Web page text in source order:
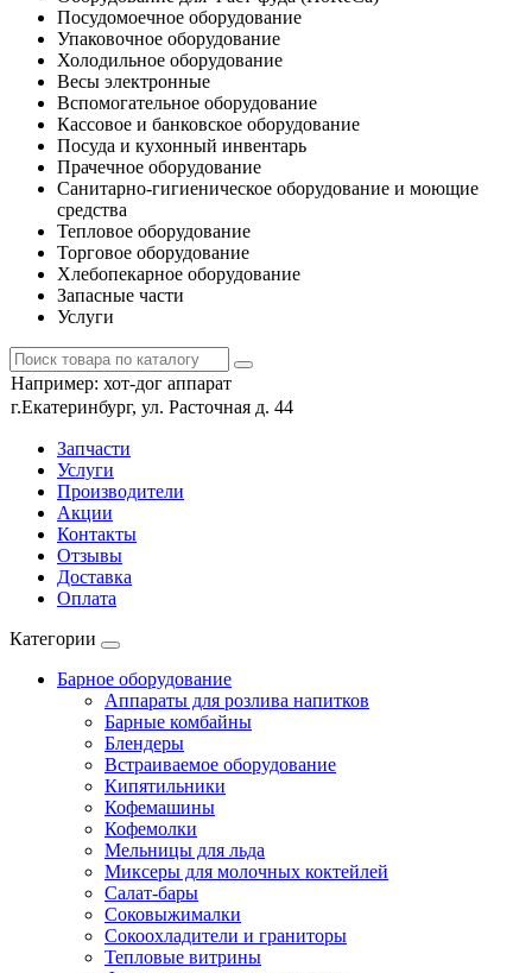
Посудомоечное оборудование
Упаковочное оборудование
Холодильное оборудование
Весы электронные
Вспомогательное оборудование
Кассовое и банковское оборудование
Посуда и кухонный инвентарь
Прачечное оборудование
Санитарно-гигиеническое оборудование и моющие
средства
Тепловое оборудование
Торговое оборудование
Хлебопекарное оборудование
Запасные части
Услуги
Например: хот-дог аппарат
г.Екатеринбург, ул. Расточная д. 44
Запчасти
Услуги
Производители
Акции
Контакты
Отзывы
Доставка
Оплата
Категории
Барное оборудование
Аппараты для розлива напитков
Барные комбайны
Блендеры
Встраиваемое оборудование
Кипятильники
Кофемашины
Кофемолки
Мельницы для льда
Миксеры для молочных коктейлей
Салат-бары
Соковыжималки
Сокоохладители и граниторы
Тепловые витрины